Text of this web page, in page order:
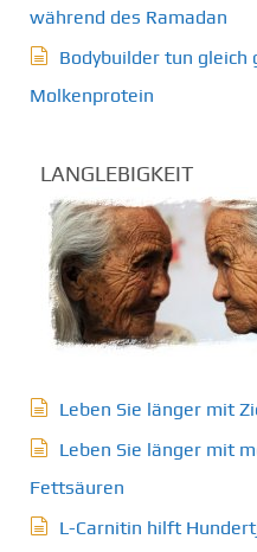
während des Ramadan
Bodybuilder tun
Molkenprotein
LANGLEBIGKEIT
Leben Sie länger mit
Leben Sie länger mit
Fettsäuren
L-Carnitin hilft